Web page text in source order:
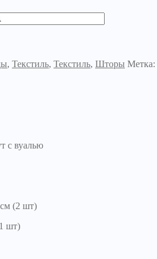
, Текстиль, Текстиль, Шторы Метка:
c вуалью
(2 шт)
шт)